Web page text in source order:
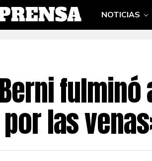
NOTICIAS
las